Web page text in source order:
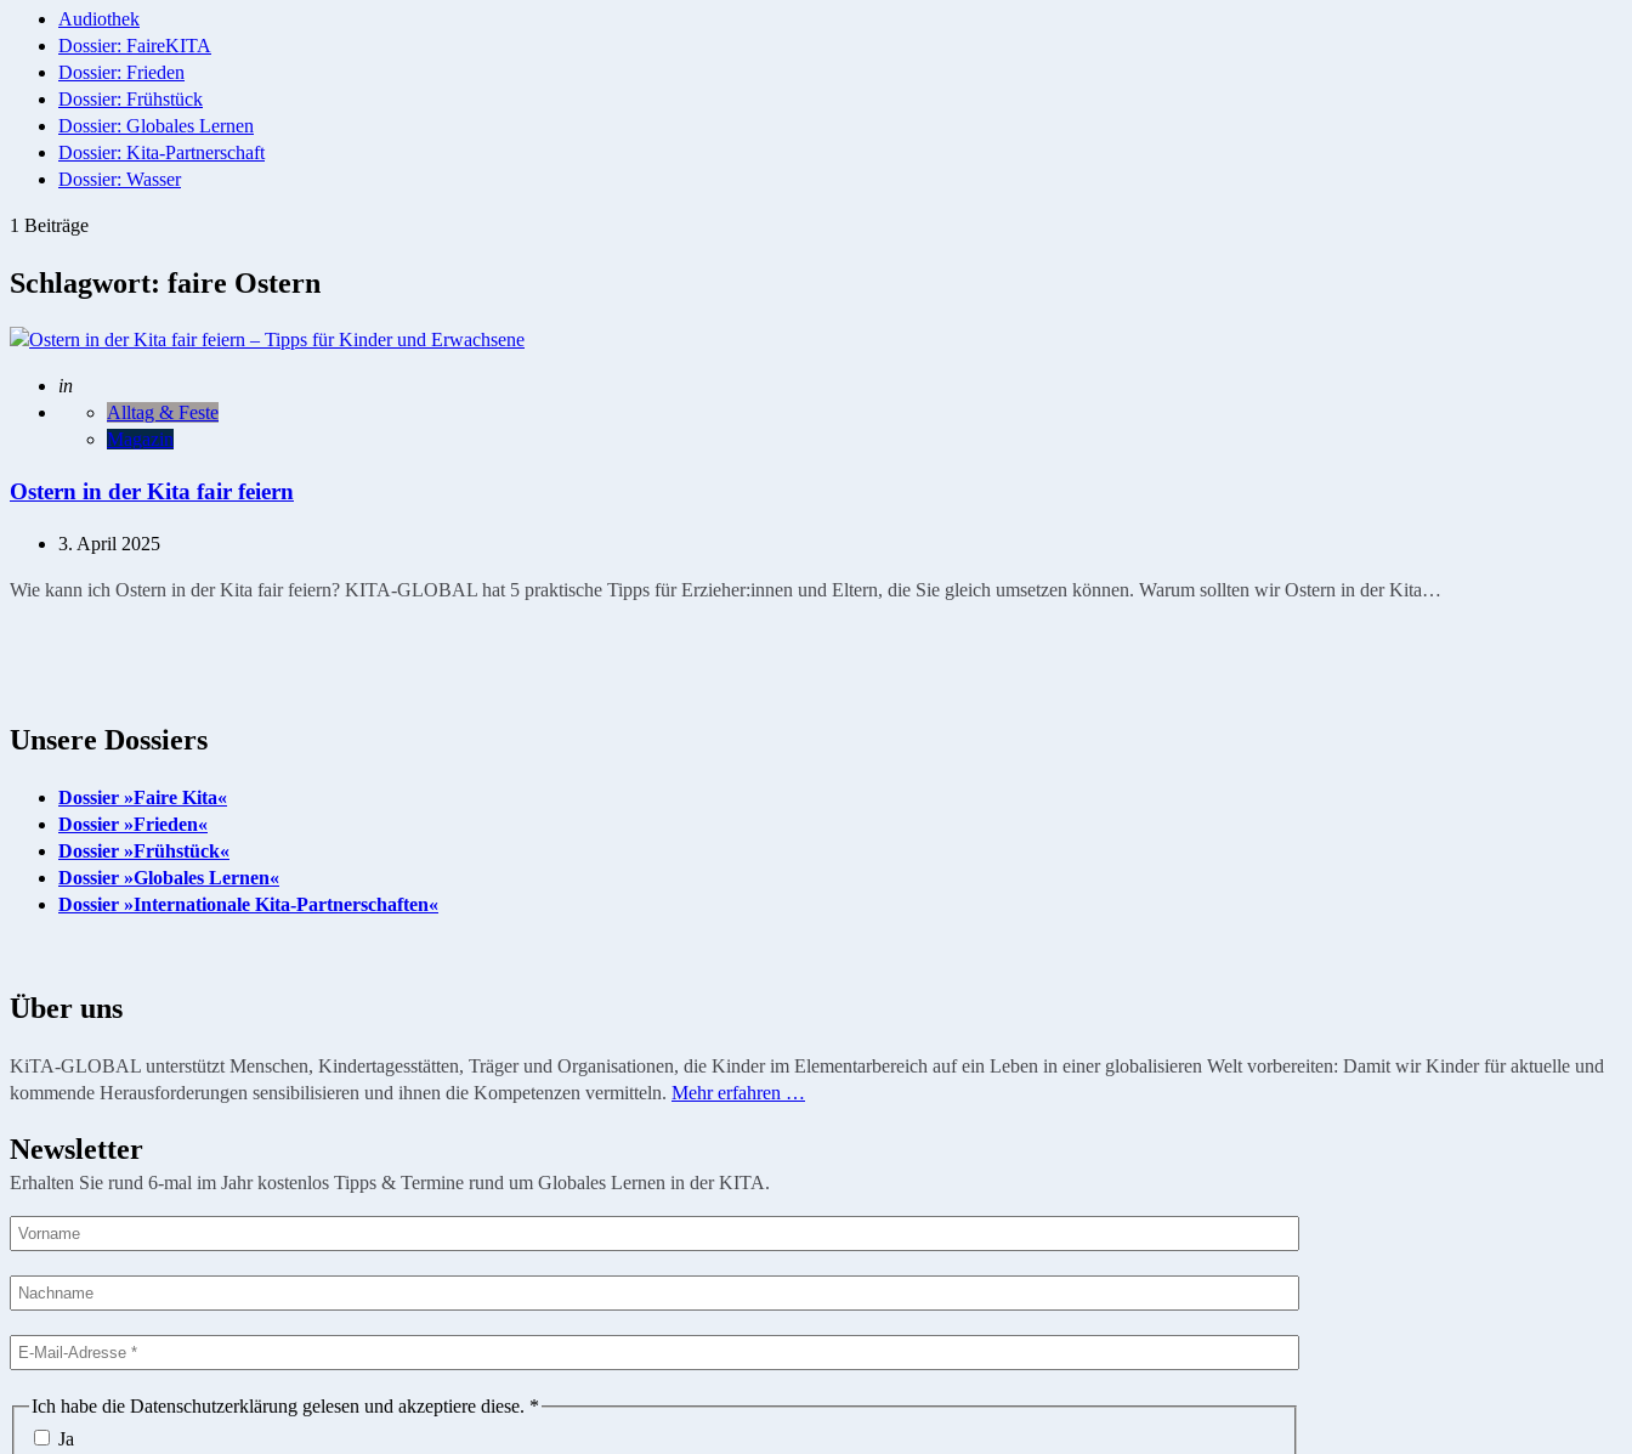
Audiothek
Dossier: FaireKITA
Dossier: Frieden
Dossier: Frühstück
Dossier: Globales Lernen
Dossier: Kita-Partnerschaft
Dossier: Wasser
1 Beiträge
Schlagwort: faire Ostern
Geschrieben
in
Alltag & Feste
Magazin
Ostern in der Kita fair feiern
3. April 2025
Wie kann ich Ostern in der Kita fair feiern? KITA-GLOBAL hat 5 praktische Tipps für Erzieher:innen und Eltern, die Sie gleich umsetzen können. Warum sollten wir Ostern in der Kita…
Unsere Dossiers
Dossier »Faire Kita«
Dossier »Frieden«
Dossier »Frühstück«
Dossier »Globales Lernen«
Dossier »Internationale Kita-Partnerschaften«
Über uns
KiTA-GLOBAL unterstützt Menschen, Kindertagesstätten, Träger und Organisationen, die Kinder im Elementarbereich auf ein Leben in einer globalisieren Welt vorbereiten: Damit wir Kinder für aktuelle und
kommende Herausforderungen sensibilisieren und ihnen die Kompetenzen vermitteln. Mehr erfahren …
Newsletter
Erhalten Sie rund 6-mal im Jahr kostenlos Tipps & Termine rund um Globales Lernen in der KITA.
Ich habe die Datenschutzerklärung gelesen und akzeptiere diese. *
Ja